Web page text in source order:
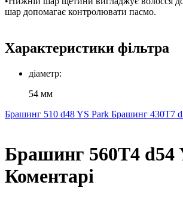
шар допомагає контролювати пасмо.
Характеристики фільтра
діаметр:
54 мм
Брашинг 510 d48 YS Park Брашинг 430T7
Брашинг 560T4 d54
Коментарі